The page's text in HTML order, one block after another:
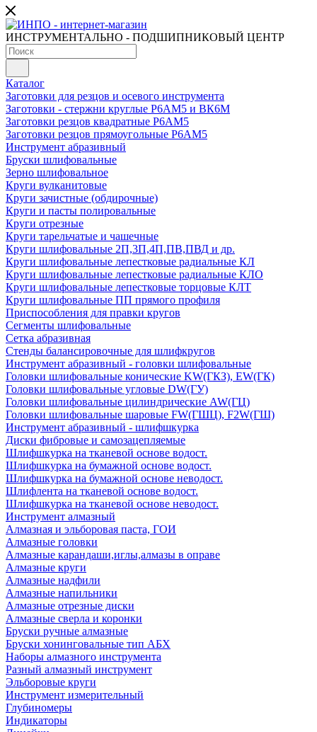
ИНСТРУМЕНТАЛЬНО - ПОДШИПНИКОВЫЙ ЦЕНТР
Каталог
Заготовки для резцов и осевого инструмента
Заготовки - стержни круглые Р6АМ5 и ВК6М
Заготовки резцов квадратные Р6АМ5
Заготовки резцов прямоугольные Р6АМ5
Инструмент абразивный
Бруски шлифовальные
Зерно шлифовальное
Круги вулканитовые
Круги зачистные (обдирочные)
Круги и пасты полировальные
Круги отрезные
Круги тарельчатые и чашечные
Круги шлифовальные 2П,3П,4П,ПВ,ПВД и др.
Круги шлифовальные лепестковые радиальные КЛ
Круги шлифовальные лепестковые радиальные КЛО
Круги шлифовальные лепестковые торцовые КЛТ
Круги шлифовальные ПП прямого профиля
Приспособления для правки кругов
Сегменты шлифовальные
Сетка абразивная
Стенды балансировочные для шлифкругов
Инструмент абразивный - головки шлифовальные
Головки шлифовальные конические KW(ГКЗ), EW(ГК)
Головки шлифовальные угловые DW(ГУ)
Головки шлифовальные цилиндрические AW(ГЦ)
Головки шлифовальные шаровые FW(ГШЦ), F2W(ГШ)
Инструмент абразивный - шлифшкурка
Диски фибровые и самозацепляемые
Шлифшкурка на тканевой основе водост.
Шлифшкурка на бумажной основе водост.
Шлифшкурка на бумажной основе неводост.
Шлифлента на тканевой основе водост.
Шлифшкурка на тканевой основе неводост.
Инструмент алмазный
Алмазная и эльборовая паста, ГОИ
Алмазные головки
Алмазные карандаши,иглы,алмазы в оправе
Алмазные круги
Алмазные надфили
Алмазные напильники
Алмазные отрезные диски
Алмазные сверла и коронки
Бруски ручные алмазные
Бруски хонинговальные тип АБХ
Наборы алмазного инструмента
Разный алмазный инструмент
Эльборовые круги
Инструмент измерительный
Глубиномеры
Индикаторы